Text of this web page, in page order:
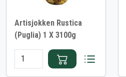
Artisjokken Rustica
(Puglia) 1 X 3100g